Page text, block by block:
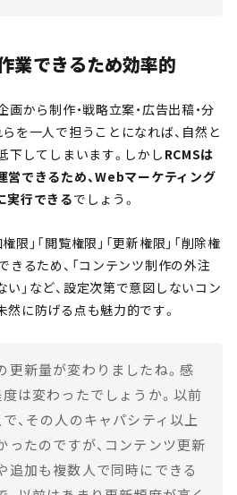
業できるため効率的
から制作・戦略立案・広告出稿・分
を一人で担うことになれば、自然と
下してしまいます。しかし RCMSは
営できるため、Webマーケティング
実行できるでしょう。
限」「閲覧権限」「更新権限」「削除権
きるため、「コンテンツ制作の外注
」など、設定次第で意図しないコン
に防げる点も魅力的です。
更新量が変わりましたね。感
は変わったでしょうか。以前
、その人のキャパシティ以上
ったのですが、コンテンツ更新
追加も複数人で同時にできる